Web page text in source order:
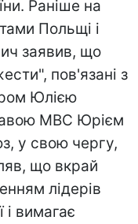
Раніше на
Польщі і
заявив, що
пов'язані з
Юлією
МВС Юрієм
у свою чергу,
що вкрай
лідерів
і вимагає